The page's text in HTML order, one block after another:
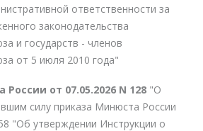
ответственности за
законодательства
и государств - членов
от 5 июля 2010 года"
от 07.05.2026 N 128 "О
силу приказа Минюста России
"Об утверждении Инструкции о